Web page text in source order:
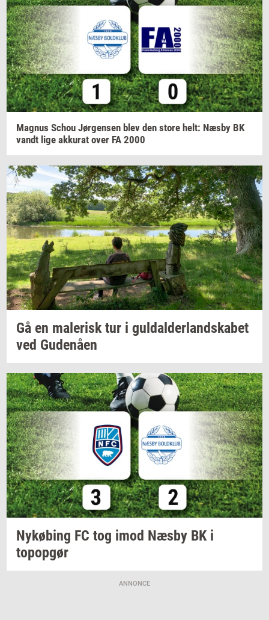
Magnus Schou Jør­gen­sen blev den store helt: Næsby BK
vandt lige ak­ku­rat over FA 2000
Gå en ma­le­risktur i gul­dal­der­land­ska­bet
ved Gu­denå­en
Ny­kø­bing FC tog imod Næsby BK i
topop­gør
ANNONCE